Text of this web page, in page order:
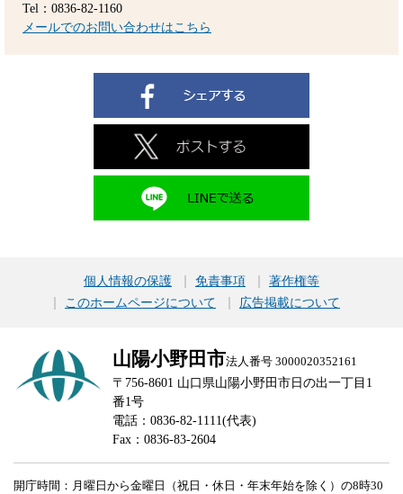
Tel：0836-82-1160
メールでのお問い合わせはこちら
個人情報の保護 免責事項
著作権等
このホームページについて
広告掲載について
山陽小野田市法人番号 3000020352161
〒756-8601 山口県山陽小野田市日の出一丁目1
番1号
電話：0836-82-1111(代表)
Fax：0836-83-2604
開庁時間：月曜日から金曜日（祝日・休日・年末年始を除く）の8時30